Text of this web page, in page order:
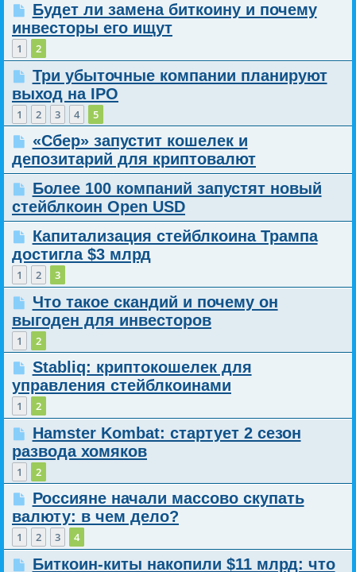
Будет ли замена биткоину и почему
инвесторы его ищут
1 2
Три убыточные компании планируют
выход на IPO
1 2 3 4 5
«Сбер» запустит кошелек и
депозитарий для криптовалют
Более 100 компаний запустят новый
стейблкоин Open USD
Капитализация стейблкоина Трампа
достигла $3 млрд
1 2 3
Что такое скандий и почему он
выгоден для инвесторов
1 2
Stabliq: криптокошелек для
управления стейблкоинами
1 2
Hamster Kombat: стартует 2 сезон
развода хомяков
1 2
Россияне начали массово скупать
валюту: в чем дело?
1 2 3 4
Биткоин-киты накопили $11 млрд: что